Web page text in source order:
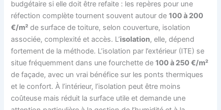
budgétaire si elle doit être refaite : les repères pour une
réfection complète tournent souvent autour de100 à 200
€/m² de surface de toiture, selon couverture, isolation
associée, complexité et accès. L’isolation, elle, dépend
fortement de la méthode. L’isolation par l’extérieur (ITE) se
situe fréquemment dans une fourchette de100 à 250 €/m²
de façade, avec un vrai bénéfice sur les ponts thermiques
et le confort. À l’intérieur, l’isolation peut être moins
coûteuse mais réduit la surface utile et demande une